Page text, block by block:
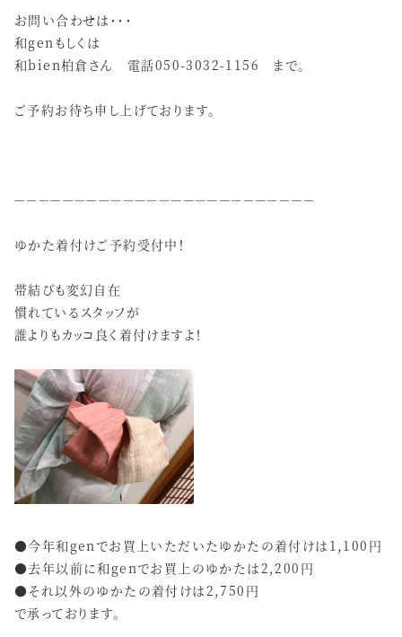
お問い合わせは・・・
和genもしくは
和bien柏倉さん 電話050-3032-1156 まで。
ご予約お待ち申し上げております。
－－－－－－－－－－－－－－－－－－－－－－－－－
ゆかた着付けご予約受付中！
帯結びも変幻自在
慣れているスタッフが
誰よりもカッコ良く着付けますよ！
●今年和genでお買上いただいたゆかたの着付けは1,100円
●去年以前に和genでお買上のゆかたは2,200円
●それ以外のゆかたの着付けは2,750円
で承っております。